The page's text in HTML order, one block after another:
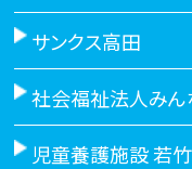
サンクス高田
社会福祉法人みん
児童養護施設 若